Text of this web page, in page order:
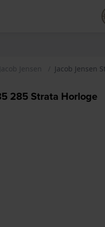
Jacob Jensen Jacob Jensen
285 Strata Horloge